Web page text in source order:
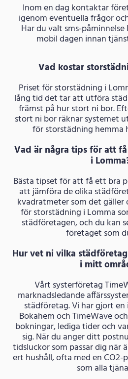
Inom en dag kontaktar
igenom eventuella frågor
Har du valt sms-
mobil dagen innan
Vad kostar
Priset för storstädning i
lång tid det tar att utföra
främst på hur stort ni bor.
stort ni bor räknar systemet
för storstädning hemma
Vad är några tips för att
i
Bästa tipset för att få ett bra
att jämföra de olika
kvadratmeter som det gäller
för storstädning i Lomma
städföretagen, och du kan
företaget som
Hur vet ni vilka
i mitt
Vårt systerföretag
marknadsledande
städföretag. Vi har gjort
Bokahem och TimeWave
bokningar, lediga tider och
sig. När du anger ditt
tidsluckor som passar dig när
ert hushåll, ofta med en
som alla